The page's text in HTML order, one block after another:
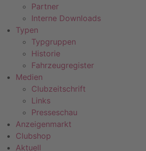
Partner
Interne Downloads
Typen
Typgruppen
Historie
Fahrzeugregister
Medien
Clubzeitschrift
Links
Presseschau
Anzeigenmarkt
Clubshop
Aktuell